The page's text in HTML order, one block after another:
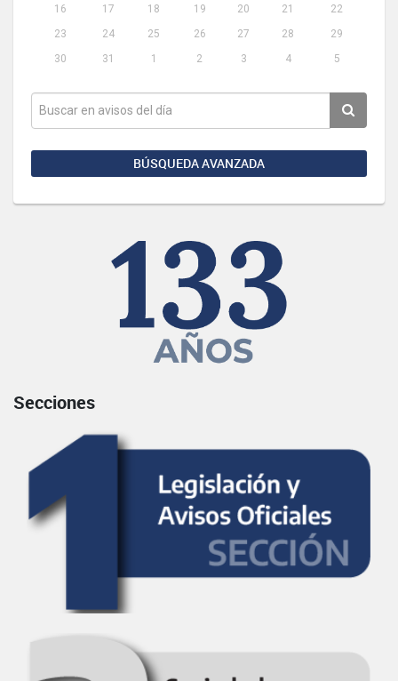
16
17 18 19 20 21
22
23
24 25 26 27 28
29
30
31 1 2 3 4 5
BÚSQUEDA AVANZADA
Secciones